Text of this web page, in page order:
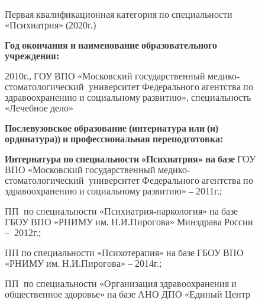
Первая квалификационная категория по специальности
«Психиатрия» (2020г.)
Год окончания и наименование образовательного
учреждения:
2010г., ГОУ ВПО «Московский государственный медико-
стоматологический университет Федерального агентства по
здравоохранению и социальному развитию», специальность
«Лечебное дело»
Послевузовское образование (интернатура или (и)
ординатура)) и профессиональная переподготовка:
Интернатура по специальности «Психиатрия» на базе ГОУ
ВПО «Московский государственный медико-
стоматологический университет Федерального агентства по
здравоохранению и социальному развитию» – 2011г.;
ПП по специальности «Психиатрия-наркология» на базе
ГБОУ ВПО «РНИМУ им. Н.И.Пирогова» Минздрава России
– 2012г.;
ПП по специальности «Психотерапия» на базе ГБОУ ВПО
«РНИМУ им. Н.И.Пирогова» – 2014г.;
ПП по специальности «Организация здравоохранения и
общественное здоровье» на базе АНО ДПО «Единый Центр